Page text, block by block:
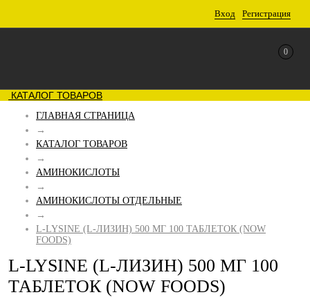
Вход Регистрация
0
КАТАЛОГ ТОВАРОВ
ГЛАВНАЯ СТРАНИЦА
→
КАТАЛОГ ТОВАРОВ
→
АМИНОКИСЛОТЫ
→
АМИНОКИСЛОТЫ ОТДЕЛЬНЫЕ
→
L-LYSINE (L-ЛИЗИН) 500 МГ 100 ТАБЛЕТОК (NOW
FOODS)
L-LYSINE (L-ЛИЗИН) 500 МГ 100
ТАБЛЕТОК (NOW FOODS)